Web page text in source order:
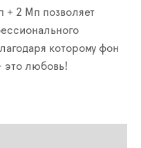
+ 2 Мп позволяет
которому фон
это любовь!